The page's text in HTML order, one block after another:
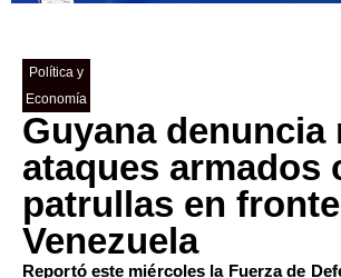
Política y
Economía
Guyana denuncia
ataques armados
patrullas en
Venezuela
Reportó este miércoles la Fuerza de